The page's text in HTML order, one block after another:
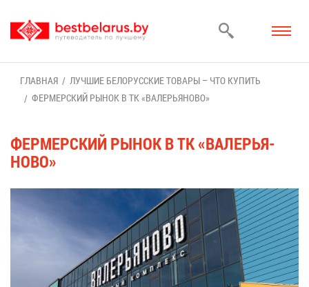
ГЛАВ­НАЯ
ЛУЧ­ШИЕ БЕ­ЛО­РУС­СКИЕ ТО­ВА­РЫ – ЧТО КУ­ПИТЬ
ФЕР­МЕР­СКИЙ РЫ­НОК В ТК «ВА­ЛЕ­РЬЯ­НО­ВО»
ФЕР­МЕР­СКИЙ РЫ­НОК В ТК «ВА­ЛЕ­РЬЯ­
НО­ВО»